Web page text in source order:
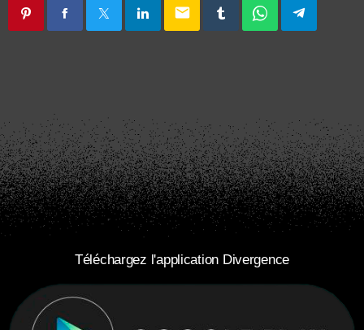
email
Téléchargez l'application Divergence